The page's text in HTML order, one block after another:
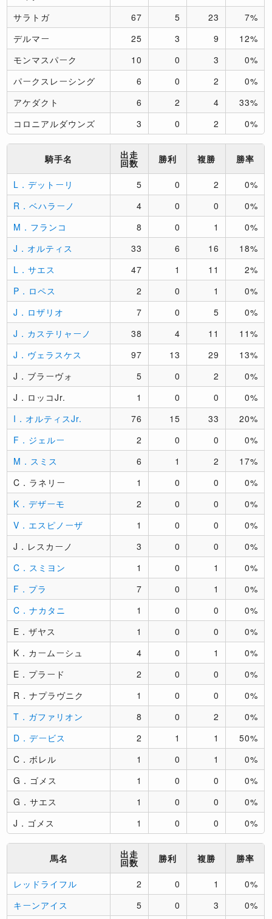
サラトガ
67 5 23
7%
デルマー
25 3 9
12%
モンマスパーク
10 0 3
0%
パークスレーシング
6 0 2
0%
アケダクト
6 2 4
33%
コロニアルダウンズ
3 0 2 0%
騎手名 出走
回数 勝利 複勝 勝率
L．デットーリ 5 0 2
0%
R．ベハラーノ
4 0 0
0%
M．フランコ
8 0 1
0%
J．オルティス
33 6 16
18%
L．サエス
47 1 11
2%
P．ロペス
2 0 1
0%
J．ロザリオ
7 0 5
0%
J．カステリャーノ
38 4 11
11%
J．ヴェラスケス
97 13 29
13%
J．ブラーヴォ
5 0 2
0%
J．ロッコJr.
1 0 0
0%
I．オルティスJr.
76 15 33
20%
F．ジェルー
2 0 0
0%
M．スミス
6 1 2
17%
C．ラネリー
1 0 0
0%
K．デザーモ
2 0 0
0%
V．エスピノーザ
1 0 0
0%
J．レスカーノ
3 0 0
0%
C．スミヨン
1 0 1
0%
F．プラ
7 0 1
0%
C．ナカタニ
1 0 0
0%
E．ザヤス
1 0 0
0%
K．カームーシュ
4 0 1
0%
E．プラード
2 0 0
0%
R．ナプラヴニク
1 0 0
0%
T．ガファリオン
8 0 2
0%
D．デービス
2 1 1
50%
C．ボレル
1 0 1
0%
G．ゴメス
1 0 0
0%
G．サエス
1 0 0
0%
J．ゴメス
1 0 0 0%
馬名 出走
回数 勝利 複勝 勝率
レッドライフル 2 0 1
0%
キーンアイス
5 0 3
0%